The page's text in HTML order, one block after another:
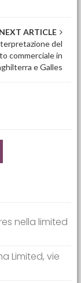
NEXT ARTICLE
del
commerciale in
e Galles
nella limited
Limited, vie